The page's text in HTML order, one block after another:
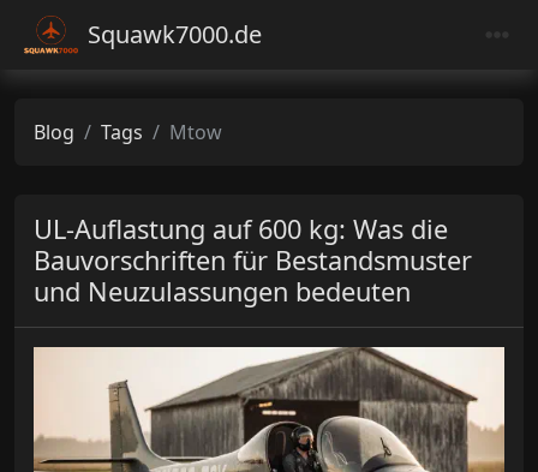
Squawk7000.de
Blog Tags Mtow
UL-Auflastung auf 600 kg: Was die
Bauvorschriften für Bestandsmuster
und Neuzulassungen bedeuten